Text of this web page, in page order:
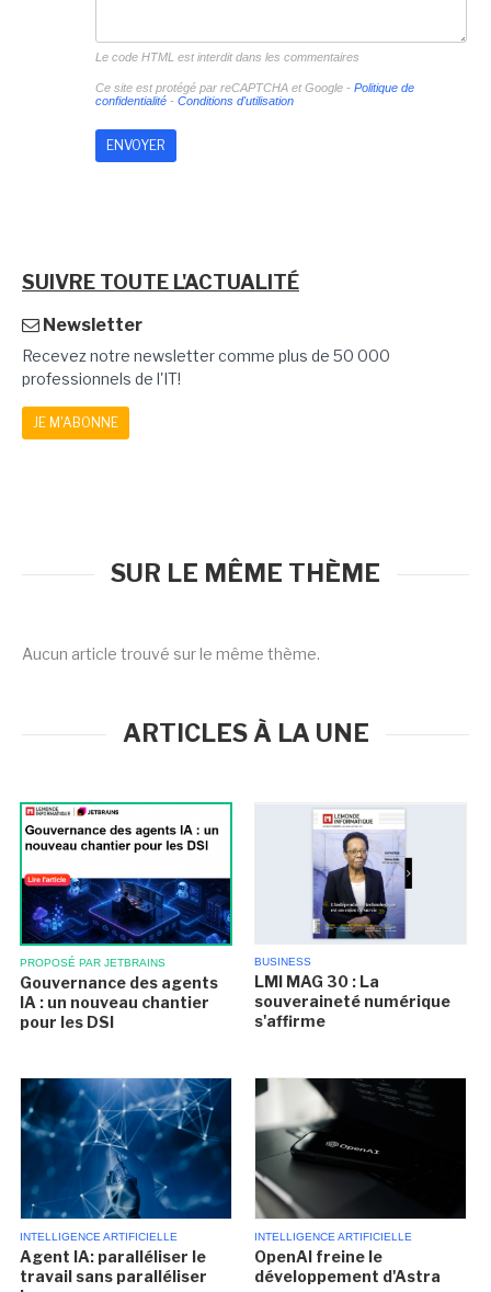
Le code HTML est interdit dans les commentaires
Ce site est protégé par reCAPTCHA et Google - Politique de
confidentialité- Conditions d'utilisation
SUIVRE TOUTE L'ACTUALITÉ
Newsletter
Recevez notre newsletter comme plus de 50 000
professionnels de l'IT!
JE M'ABONNE
SUR LE MÊME THÈME
Aucun article trouvé sur le même thème.
ARTICLES À LA UNE
PROPOSÉ PAR JETBRAINS
Gouvernance des agents
IA : un nouveau chantier
pour les DSI
BUSINESS
LMI MAG 30 : La
souveraineté numérique
s'affirme
INTELLIGENCE ARTIFICIELLE
Agent IA: paralléliser le
travail sans paralléliser
INTELLIGENCE ARTIFICIELLE
OpenAI freine le
développement d'Astra